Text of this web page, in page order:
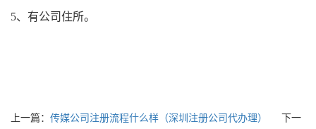
5、有公司住所。
上一篇： 传媒公司注册流程什么样（深圳注册公司代办理）
下一